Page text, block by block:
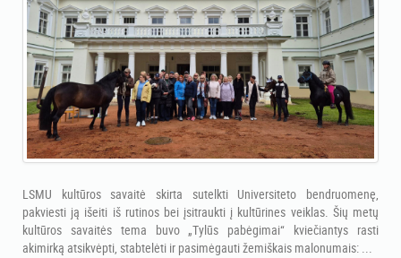
LSMU kultūros savaitė skirta sutelkti Universiteto bendruomenę,
pakviesti ją išeiti iš rutinos bei įsitraukti į kultūrines veiklas. Šių metų
kultūros savaitės tema buvo „Tylūs pabėgimai“ kviečiantys rasti
akimirką atsikvėpti, stabtelėti ir pasimėgauti žemiškais malonumais: ...